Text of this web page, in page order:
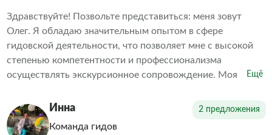
Здравствуйте! Позвольте представиться: меня зовут
Олег. Я обладаю значительным опытом в сфере
гидовской деятельности, что позволяет мне с высокой
степенью компетентности и профессионализма
осуществлять экскурсионное сопровождение. Моя
практике и глубоком понимании специфики данной
области.
Ещё
Инна 2 предложения
Команда гидов